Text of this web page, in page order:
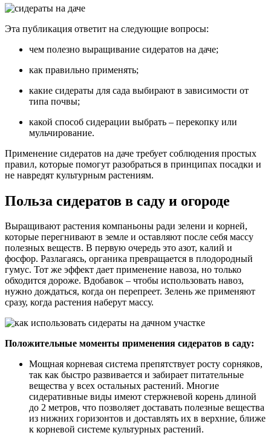
Эта публикация ответит на следующие вопросы:
чем полезно выращивание сидератов на даче;
как правильно применять;
какие сидераты для сада выбирают в зависимости от
типа почвы;
какой способ сидерации выбрать – перекопку или
мульчирование.
Применение сидератов на даче требует соблюдения простых
правил, которые помогут разобраться в принципах посадки и
не навредят культурным растениям.
Польза сидератов в саду и огороде
Выращивают растения компаньоны ради зелени и корней,
которые перегнивают в земле и оставляют после себя массу
полезных веществ. В первую очередь это азот, калий и
фосфор. Разлагаясь, органика превращается в плодородный
гумус. Тот же эффект дает применение навоза, но только
обходится дороже. Вдобавок – чтобы использовать навоз,
нужно дождаться, когда он перепреет. Зелень же применяют
сразу, когда растения наберут массу.
Положительные моменты применения сидератов в саду:
Мощная корневая система препятствует росту сорняков,
так как быстро развивается и забирает питательные
вещества у всех остальных растений. Многие
сидеративные виды имеют стержневой корень длиной
до 2 метров, что позволяет доставать полезные вещества
из нижних горизонтов и доставлять их в верхние, ближе
к корневой системе культурных растений.